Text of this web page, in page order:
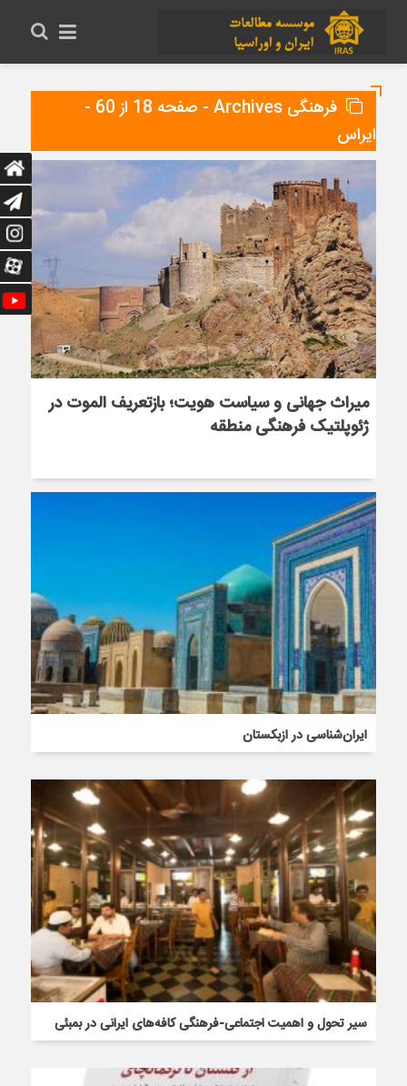
فرهنگی Archives - صفحه 18 از 60 -
ایراس
میراث جهانی و سیاست هویت؛ بازتعریف الموت در
ژئوپلتیک فرهنگی منطقه
ایران‌شناسی در ازبکستان
سیر تحول و اهمیت اجتماعی-فرهنگی کافه‌های ایرانی در بمبئی